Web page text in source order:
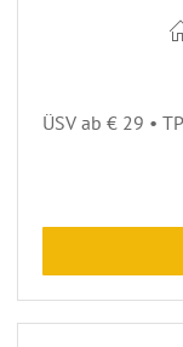
ÜSV ab € 29 •
16